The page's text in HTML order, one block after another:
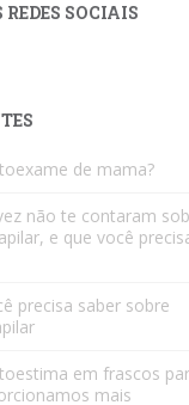
SOCIAIS
de mama?
não te contaram
e que você
precisa saber sobre
em frascos
mais